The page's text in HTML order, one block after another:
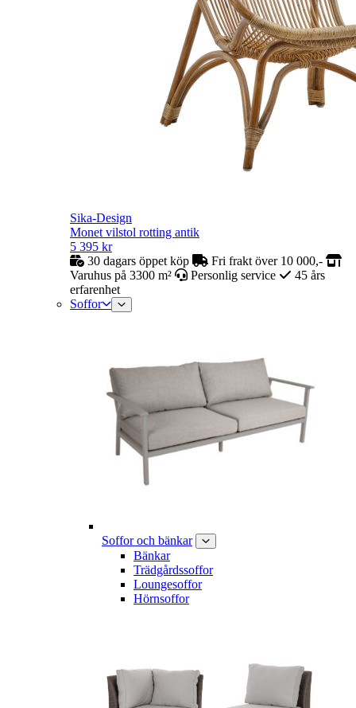
Sika-Design
Monet vilstol rotting antik
5 395 kr
30 dagars öppet köp
Fri frakt över 10 000,-
Varuhus på 3300 m²
Personlig service
45 års
erfarenhet
Soffor
Soffor och bänkar
Bänkar
Trädgårdssoffor
Loungesoffor
Hörnsoffor